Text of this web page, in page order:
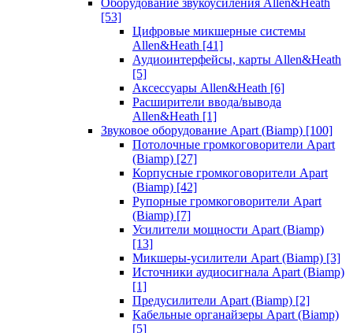
Оборудование звукоусиления Allen&Heath
[53]
Цифровые микшерные системы
Allen&Heath [41]
Аудиоинтерфейсы, карты Allen&Heath
[5]
Аксессуары Allen&Heath [6]
Расширители ввода/вывода
Allen&Heath [1]
Звуковое оборудование Apart (Biamp) [100]
Потолочные громкоговорители Apart
(Biamp) [27]
Корпусные громкоговорители Apart
(Biamp) [42]
Рупорные громкоговорители Apart
(Biamp) [7]
Усилители мощности Apart (Biamp)
[13]
Микшеры-усилители Apart (Biamp) [3]
Источники аудиосигнала Apart (Biamp)
[1]
Предусилители Apart (Biamp) [2]
Кабельные органайзеры Apart (Biamp)
[5]